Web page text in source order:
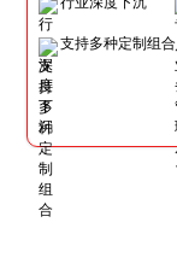
支持多种定制组合